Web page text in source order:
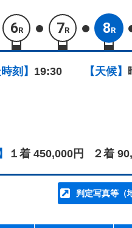
6R 7R 8R
刻】 19:30 【天候】
１着 450,000円 ２着
判定写真等（